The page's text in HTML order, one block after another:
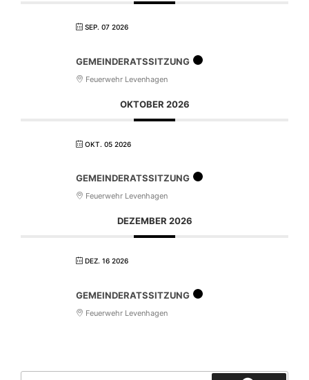
SEP. 07 2026
GEMEINDERATSSITZUNG
Feuerwehr Levenhagen
OKTOBER 2026
OKT. 05 2026
GEMEINDERATSSITZUNG
Feuerwehr Levenhagen
DEZEMBER 2026
DEZ. 16 2026
GEMEINDERATSSITZUNG
Feuerwehr Levenhagen